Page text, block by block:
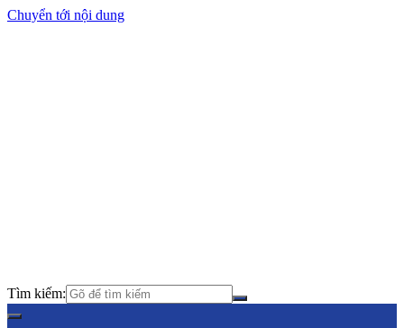
Chuyển tới nội dung
Tìm kiếm: